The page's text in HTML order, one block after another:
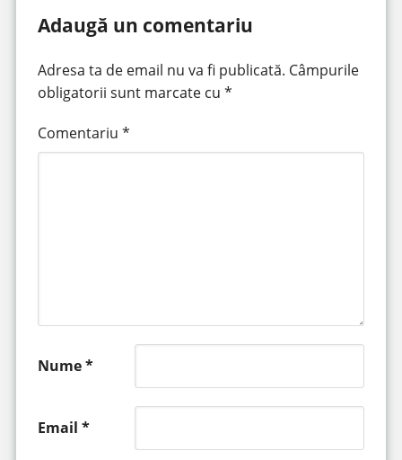
Adaugă un comentariu
Adresa ta de email nu va fi publicată. Câmpurile
obligatorii sunt marcate cu *
Comentariu *
Nume*
Email *